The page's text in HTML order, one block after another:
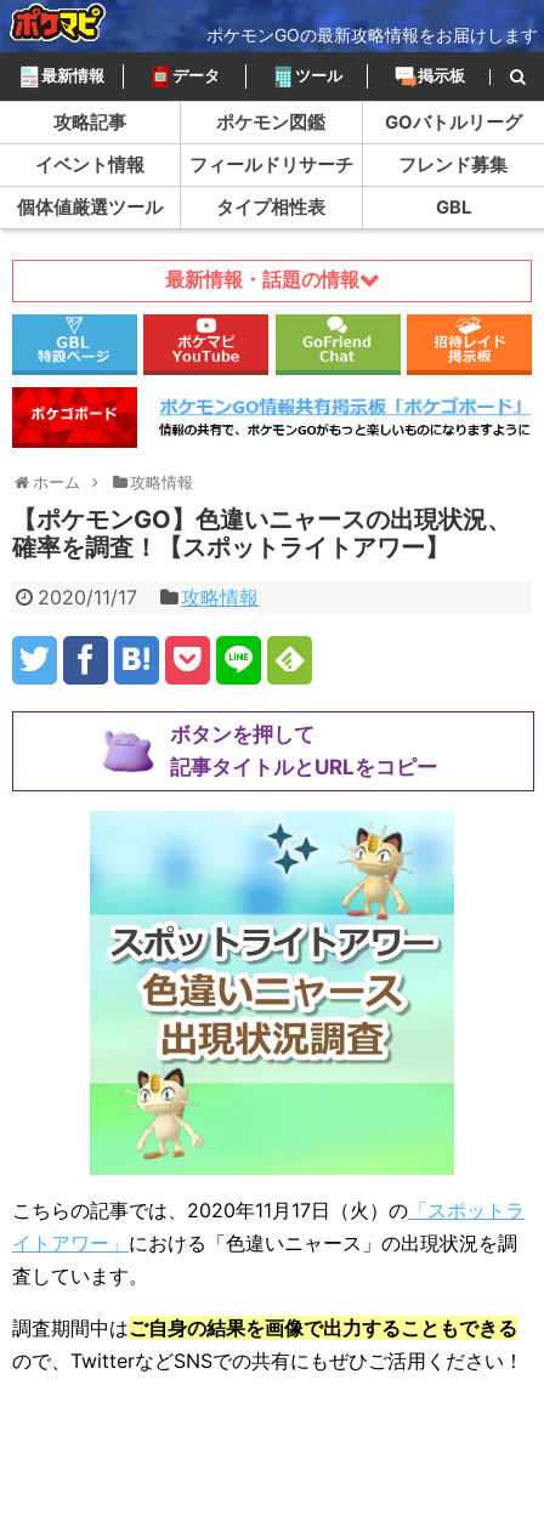
ポケモンGOの最新攻略情報をお届けします
最新情報 データ ツール 掲示板
攻略記事 ポケモン図鑑
GOバトルリーグ
イベント情報
フィールドリサーチ
フレンド募集
個体値厳選ツール
タイプ相性表 GBL
最新情報・話題の情報
ホーム 攻略情報
【ポケモンGO】色違いニャースの出現状況、
確率を調査！【スポットライトアワー】
2020/11/17 攻略情報
ボタンを押して
記事タイトルとURLをコピー
こちらの記事では、2020年11月17日（火）の 「スポットラ
イトアワー」 における「色違いニャース」の出現状況を調
査しています。
調査期間中はご自身の結果を画像で出力することもできる
ので、TwitterなどSNSでの共有にもぜひご活用ください！